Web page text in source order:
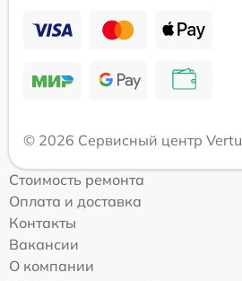
© 2026 Сервисный центр Vertu
Стоимость ремонта
Оплата и доставка
Контакты
Вакансии
О компании